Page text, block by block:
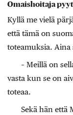
Omaishoitaja
Kyllä me vielä
että tämä on
toteamuksia. Aina
– Meillä on
vasta kun se on
toteaa.
Sekä hän että